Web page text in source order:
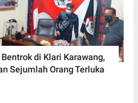
di Klari Karawang,
Sejumlah Orang Terluka